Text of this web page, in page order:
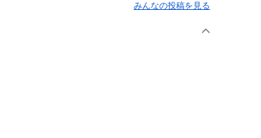
みんなの投稿を見る